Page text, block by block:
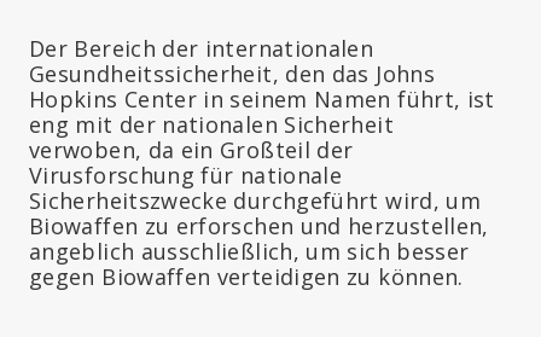
Der Bereich der internationalen
Gesundheitssicherheit, den das Johns
Hopkins Center in seinem Namen führt, ist
eng mit der nationalen Sicherheit
verwoben, da ein Großteil der
Virusforschung für nationale
Sicherheitszwecke durchgeführt wird, um
Biowaffen zu erforschen und herzustellen,
angeblich ausschließlich, um sich besser
gegen Biowaffen verteidigen zu können.